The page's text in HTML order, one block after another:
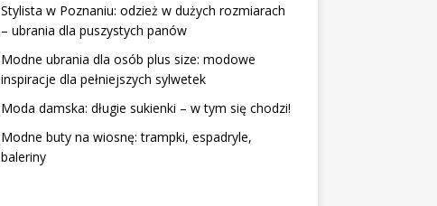
Stylista w Poznaniu: odzież w dużych rozmiarach
– ubrania dla puszystych panów
Modne ubrania dla osób plus size: modowe
inspiracje dla pełniejszych sylwetek
Moda damska: długie sukienki – w tym się chodzi!
Modne buty na wiosnę: trampki, espadryle,
baleriny